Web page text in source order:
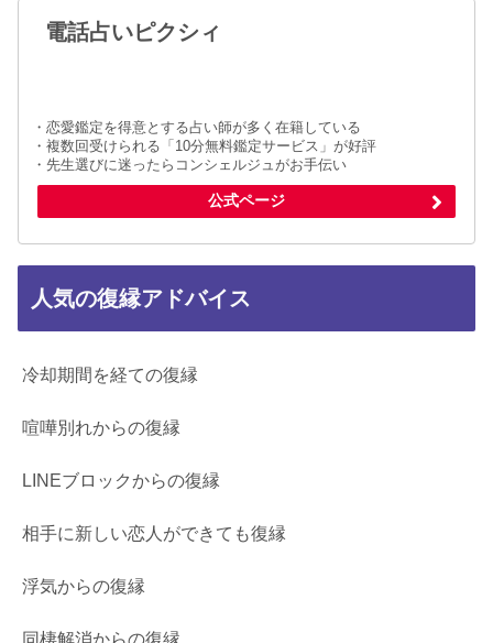
電話占いピクシィ
・恋愛鑑定を得意とする占い師が多く在籍している
・複数回受けられる「10分無料鑑定サービス」が好評
・先生選びに迷ったらコンシェルジュがお手伝い
公式ページ
人気の復縁アドバイス
冷却期間を経ての復縁
喧嘩別れからの復縁
LINEブロックからの復縁
相手に新しい恋人ができても復縁
浮気からの復縁
同棲解消からの復縁